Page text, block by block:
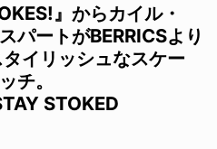
』からカイル・
パートがBERRICSより
イリッシュなスケー
チ。
STOKED